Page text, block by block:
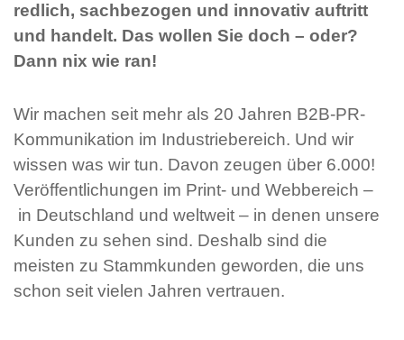
redlich, sachbezogen und innovativ auftritt
und handelt. Das wollen Sie doch – oder?
Dann nix wie ran!
Wir machen seit mehr als 20 Jahren B2B-PR-
Kommunikation im Industriebereich. Und wir
wissen was wir tun. Davon zeugen über 6.000!
Veröffentlichungen im Print- und Webbereich –
in Deutschland und weltweit – in denen unsere
Kunden zu sehen sind. Deshalb sind die
meisten zu Stammkunden geworden, die uns
schon seit vielen Jahren vertrauen.